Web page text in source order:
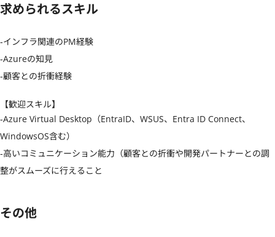
求められるスキル
‐インフラ関連のPM経験
‐Azureの知見
‐顧客との折衝経験
【歓迎スキル】
‐Azure Virtual Desktop（EntraID、WSUS、Entra ID Connect、
WindowsOS含む）
‐高いコミュニケーション能力（顧客との折衝や開発パートナーとの調
整がスムーズに行えること
その他